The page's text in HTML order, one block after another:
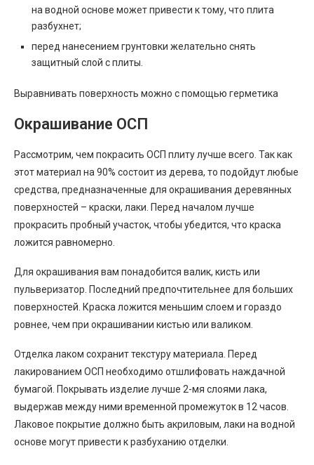
на водной основе может привести к тому, что плита
разбухнет;
перед нанесением грунтовки желательно снять
защитный слой с плиты.
Выравнивать поверхность можно с помощью герметика
Окрашивание ОСП
Рассмотрим, чем покрасить ОСП плиту лучше всего. Так как
этот материал на 90% состоит из дерева, то подойдут любые
средства, предназначенные для окрашивания деревянных
поверхностей – краски, лаки. Перед началом лучше
прокрасить пробный участок, чтобы убедится, что краска
ложится равномерно.
Для окрашивания вам понадобится валик, кисть или
пульверизатор. Последний предпочтительнее для больших
поверхностей. Краска ложится меньшим слоем и гораздо
ровнее, чем при окрашивании кистью или валиком.
Отделка лаком сохранит текстуру материала. Перед
лакированием ОСП необходимо отшлифовать наждачной
бумагой. Покрывать изделие лучше 2-мя слоями лака,
выдержав между ними временной промежуток в 12 часов.
Лаковое покрытие должно быть акриловым, лаки на водной
основе могут привести к разбуханию отделки.